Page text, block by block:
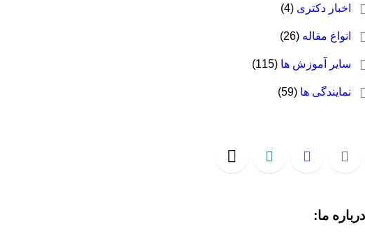
اخبار دکتری (4)
انواع مقاله (26)
سایر آموزش ها (115)
نمایندگی ها (59)
درباره ما: